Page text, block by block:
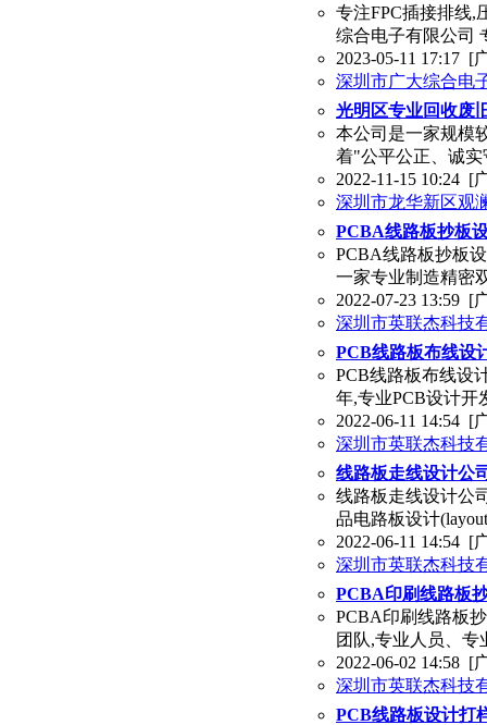
专注FPC插接排线,
综合电子有限公司
2023-05-11 17:17 [
深圳市广大综合电
光明区专业回收废
本公司是一家规模
着"公平公正、诚
2022-11-15 10:24 [
深圳市龙华新区观
PCBA线路板抄板
PCBA线路板抄板
一家专业制造精密
2022-07-23 13:59 [
深圳市英联杰科技
PCB线路板布线设
PCB线路板布线设
年,专业PCB设计开
2022-06-11 14:54 [
深圳市英联杰科技
线路板走线设计公
线路板走线设计公
品电路板设计
2022-06-11 14:54 [
深圳市英联杰科技
PCBA印刷线路板
PCBA印刷线路板
团队,专业人员、专
2022-06-02 14:58 [
深圳市英联杰科技
PCB线路板设计打